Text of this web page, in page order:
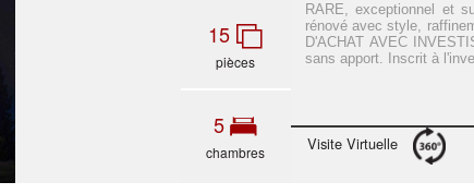
15
pièces
5
chambres
RARE, exceptionnel et
rénové avec style,
D'ACHAT AVEC
sans apport. Inscrit à
Visite Virtuelle